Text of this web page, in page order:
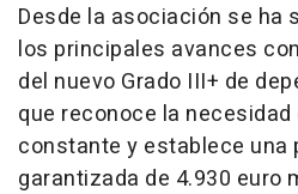
Desde la asociación se ha
los principales avances
del nuevo Grado III+ de
que reconoce la
constante y establece una
garantizada de 4.930 euro